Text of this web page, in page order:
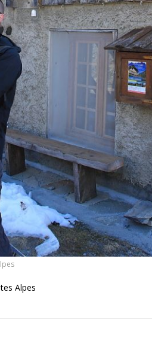
Alpes